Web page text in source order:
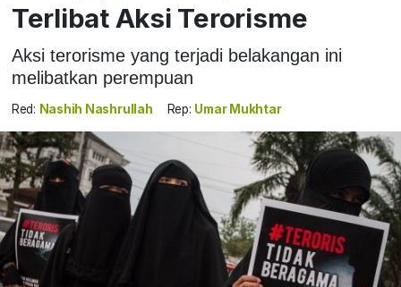
Terlibat Aksi Terorisme
Aksi terorisme yang terjadi belakangan ini
melibatkan perempuan
Red: Nashih Nashrullah Rep: Umar Mukhtar